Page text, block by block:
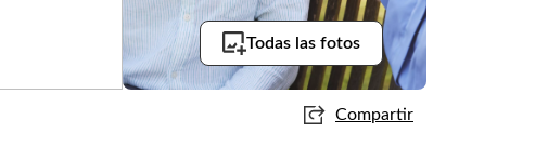
Compartir
Todas las fotos